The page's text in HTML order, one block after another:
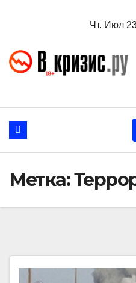
Чт. Июл
Метка: